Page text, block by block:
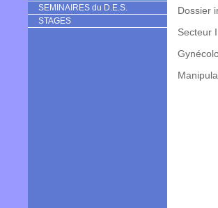
SEMINAIRES du D.E.S.
STAGES
Dossier
Secteur I